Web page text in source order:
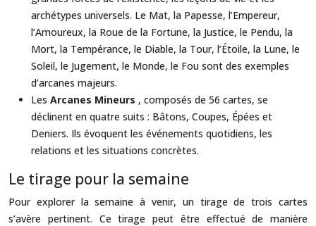
archétypes universels. Le Mat, la Papesse, l’Empereur,
l’Amoureux, la Roue de la Fortune, la Justice, le Pendu, la
Mort, la Tempérance, le Diable, la Tour, l’Étoile, la Lune, le
Soleil, le Jugement, le Monde, le Fou sont des exemples
d’arcanes majeurs.
Les Arcanes Mineurs , composés de 56 cartes, se
déclinent en quatre suits : Bâtons, Coupes, Épées et
Deniers. Ils évoquent les événements quotidiens, les
relations et les situations concrètes.
Le tirage pour la semaine
Pour explorer la semaine à venir, un tirage de trois cartes
s’avère pertinent. Ce tirage peut être effectué de manière